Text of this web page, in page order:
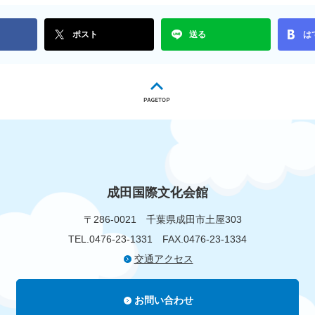
ポスト 送る は
成田国際文化会館
〒286-0021 千葉県成田市土屋303
TEL.0476-23-1331 FAX.0476-23-1334
交通アクセス
お問い合わせ